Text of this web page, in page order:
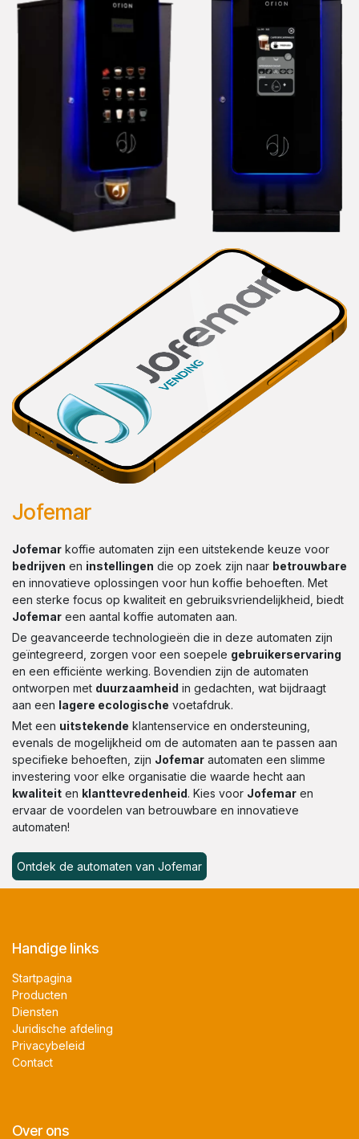
Jofemar
Jofemar koffie automaten zijn een uitstekende keuze voor
bedrijven en instellingen die op zoek zijn naar betrouwbare
en innovatieve oplossingen voor hun koffie behoeften. Met
een sterke focus op kwaliteit en gebruiksvriendelijkheid, biedt
Jofemar een aantal koffie automaten aan.
De geavanceerde technologieën die in deze automaten zijn
geïntegreerd, zorgen voor een soepele gebruikerservaring
en een efficiënte werking. Bovendien zijn de automaten
ontworpen met duurzaamheid in gedachten, wat bijdraagt
aan een lagere ecologische voetafdruk.
Met een uitstekende klantenservice en ondersteuning,
evenals de mogelijkheid om de automaten aan te passen aan
specifieke behoeften, zijn Jofemar automaten een slimme
investering voor elke organisatie die waarde hecht aan
kwaliteit en klanttevredenheid. Kies voor Jofemar en
ervaar de voordelen van betrouwbare en innovatieve
automaten!
Ontdek de automaten van Jofemar
Handige links
Startpagina
Producten
Diensten​
Juridische afdeling
Privacybeleid
Contact
Over ons